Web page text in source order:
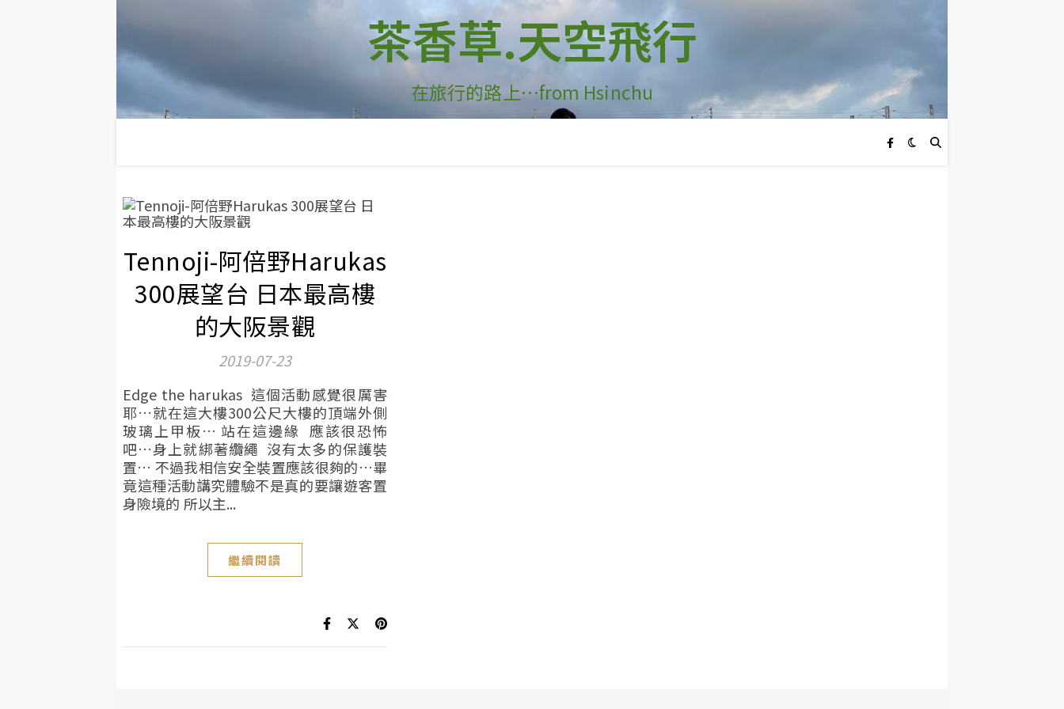
茶香草.天空飛行
在旅行的路上…from Hsinchu
Tennoji-阿倍野Harukas
300展望台 日本最高樓
的大阪景觀
2019-07-23
Edge the harukas 這個活動感覺很厲害
耶…就在這大樓300公尺大樓的頂端外側
玻璃上甲板… 站在這邊緣 應該很恐怖
吧…身上就綁著纜繩 沒有太多的保護裝
置… 不過我相信安全裝置應該很夠的…畢
竟這種活動講究體驗不是真的要讓遊客置
身險境的 所以主...
繼續閱讀